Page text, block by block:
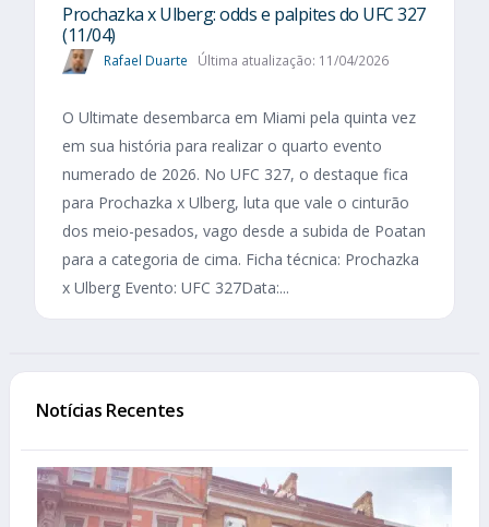
Prochazka x Ulberg: odds e palpites do UFC 327
(11/04)
Rafael Duarte Última atualização: 11/04/2026
O Ultimate desembarca em Miami pela quinta vez
em sua história para realizar o quarto evento
numerado de 2026. No UFC 327, o destaque fica
para Prochazka x Ulberg, luta que vale o cinturão
dos meio-pesados, vago desde a subida de Poatan
para a categoria de cima. Ficha técnica: Prochazka
x Ulberg Evento: UFC 327Data:...
Notícias Recentes